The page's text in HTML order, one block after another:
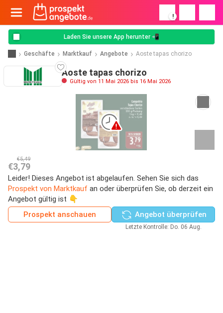
!
Laden Sie unsere App herunter 📲
Geschäfte Marktkauf Angebote Aoste tapas chorizo
Aoste tapas chorizo
Gültig von 11 Mai 2026 bis 16 Mai 2026
€5,49
€3,79
Leider! Dieses Angebot ist abgelaufen. Sehen Sie sich das
Prospekt von Marktkauf an oder überprüfen Sie, ob derzeit ein
Angebot gültig ist 👇
Prospekt anschauen
Angebot überprüfen
Letzte Kontrolle: Do. 06 Aug.